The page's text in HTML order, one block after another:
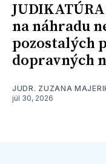
na náhradu
pozostalých
dopravných
JUDR. ZUZANA
júl 30, 2026